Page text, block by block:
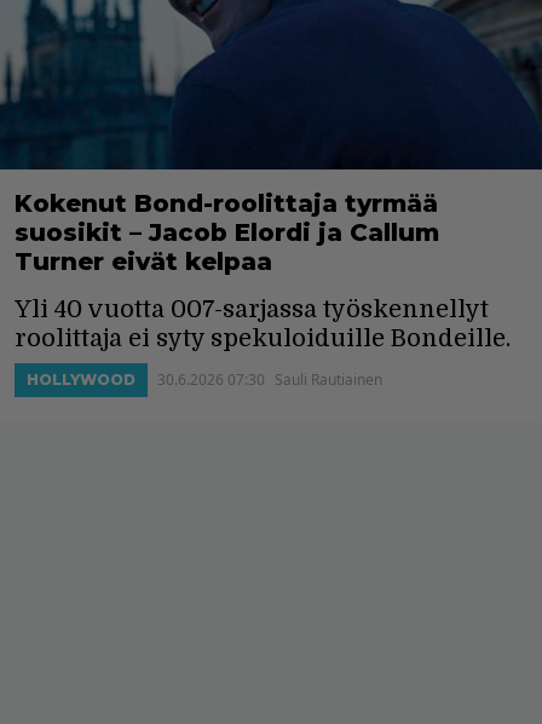
Kokenut Bond-roolittaja tyrmää
suosikit – Jacob Elordi ja Callum
Turner eivät kelpaa
Yli 40 vuotta 007-sarjassa työskennellyt
roolittaja ei syty spekuloiduille Bondeille.
HOLLYWOOD 30.6.2026 07:30 Sauli Rautiainen